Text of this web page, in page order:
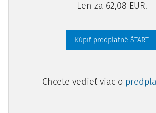
Len za 62,08 EUR.
Kúpiť predplatné ŠTART
Chcete vedieť viac o